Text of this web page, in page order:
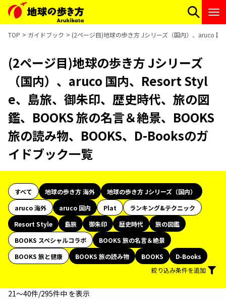
TOP ガイドブック (2ページ目)地球の歩き方 Jシリーズ（国内）、aruco 国
(2ページ目)地球の歩き方 Jシリーズ
（国内）、aruco 国内、Resort Styl
e、島旅、御朱印、歴史時代、旅の図
鑑、BOOKS 旅の名言＆絶景、BOOKS
旅の読み物、BOOKS、D-Booksのガ
イドブック一覧
すべて 地球の歩き方 海外
地球の歩き方 Jシリーズ（国内）
aruco 海外
aruco 国内 Plat
ランキング&テクニック
Resort Style
島旅 御朱印 歴史時代
旅の図鑑
BOOKS スペシャルコラボ
BOOKS 旅の名言＆絶景
BOOKS 旅と健康
BOOKS 旅の読み物 BOOKS
D-Books
絞り込み条件を追加
21〜40件/295件中 を表示